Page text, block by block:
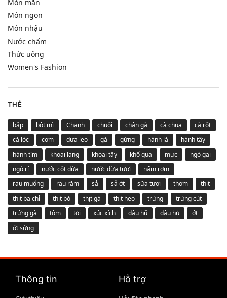
Món mặn
Món ngon
Món nhậu
Nước chấm
Thức uống
Women's Fashion
THẺ
bắp bột mì Chanh chuối chân gà cà chua
cà rốt
cá lóc
cơm dưa leo gà gừng hành lá
hành tây
hành tím
khoai lang khoai tây khổ qua mực
ngò gai
ngò rí
nước cốt dừa nước dừa tươi
nấm rơm
rau muống
rau răm sả sả ớt sữa tươi thơm
thịt
thịt ba chỉ
thịt bò thịt gà thịt heo trứng
trứng cút
trứng gà
tôm tỏi xúc xích đậu hũ đậu hủ
ớt
ớt sừng
Thông tin Hỗ trợ